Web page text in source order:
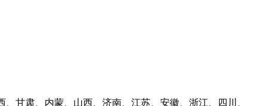
甘肃、内蒙、山西、济南、江苏、安徽、浙江、四川、